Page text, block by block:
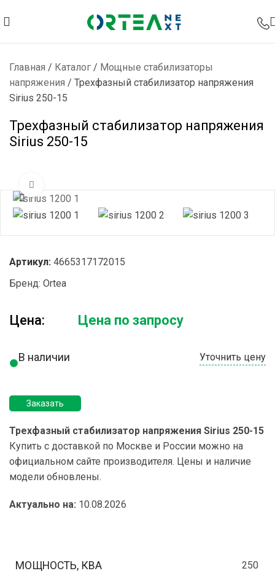
Главная / Каталог / Мощные стабилизаторы
напряжения / Трехфазный стабилизатор напряжения
Sirius 250-15
Трехфазный стабилизатор напряжения
Sirius 250-15
Артикул: 4665317172015
Бренд: Ortea
Цена: Цена по запросу
В наличии Уточнить цену
Заказать
Трехфазный стабилизатор напряжения Sirius 250-15
Купить с доставкой по Москве и России можно на
официальном сайте производителя. Цены и наличие
модели обновлены.
Актуально на: 10.08.2026
МОЩНОСТЬ, КВА 250